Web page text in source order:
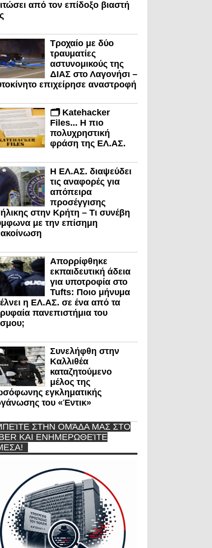
από τον επίδοξο βιαστή
Τροχαίο με δύο
τραυματίες
αστυνομικούς της
ΔΙΑΣ στο Λαγονήσι –
επιχείρησε αναστροφή
🗂️ Katehacker
Files... Η πιο
πολυχρηστική
φράση της ΕΛ.ΑΣ.
Η ΕΛ.ΑΣ. διαψεύδει
τις αναφορές για
απόπειρα
προσέγγισης
στην Κρήτη – Τι συνέβη
με την επίσημη
Απορρίφθηκε
εκπαιδευτική άδεια
για υποτροφία στο
Tufts: Ποιο μήνυμα
η ΕΛ.ΑΣ. σε ένα από τα
πανεπιστήμια του
Συνελήφθη στην
Καλλιθέα
καταζητούμενο
μέλος της
εγκληματικής
του «Έντικ»
ΣΤΗΝ ΟΜΆΔΑ ΜΑΣ ΣΤΟ
ΚΑΙ ΕΝΗΜΕΡΩΘΕΊΤΕ